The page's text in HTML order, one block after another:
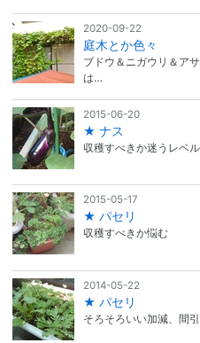
2020-09-22
庭木とか色々
ブドウ＆ニガウリ＆ア
は…
2015-06-20
★ ナス
収穫すべきか迷うレベル
2015-05-17
★ パセリ
収穫すべきか悩む
2014-05-22
★ パセリ
そろそろいい加減、間